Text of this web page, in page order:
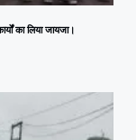
का लिया जायजा।